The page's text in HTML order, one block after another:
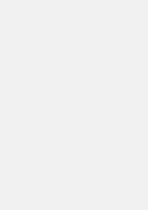
دکتر یدالله جوانی